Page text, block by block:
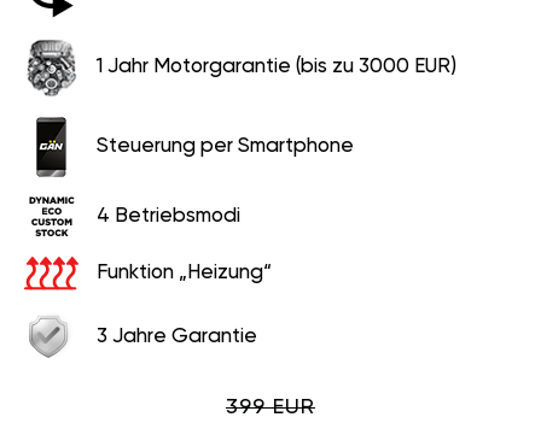
1 Jahr Motorgarantie (bis zu 3000 EUR)
Steuerung per Smartphone
4 Betriebsmodi
Funktion „Heizung“
3 Jahre Garantie
399 EUR